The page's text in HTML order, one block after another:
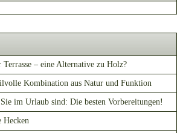
– eine Alternative zu Holz?
Kombination aus Natur und Funktion
im Urlaub sind: Die besten Vorbereitungen!
Hecken